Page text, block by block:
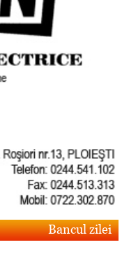
Bancul zilei